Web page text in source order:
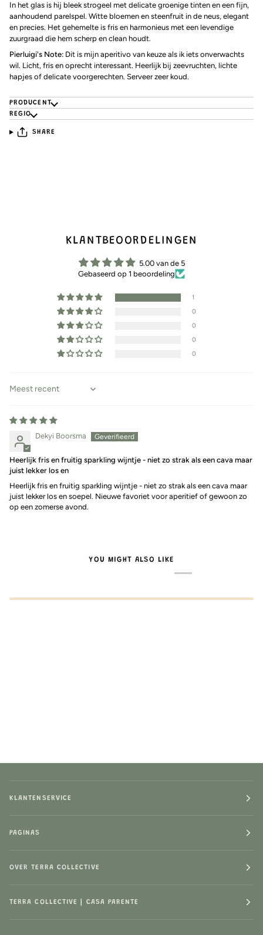
In het glas is hij bleek strogeel met delicate groenige tinten en een fijn,
aanhoudend parelspel. Witte bloemen en steenfruit in de neus, elegant
en precies. Het gehemelte is fris en harmonieus met een levendige
zuurgraad die hem scherp en clean houdt.
Pierluigi's Note: Dit is mijn aperitivo van keuze als ik iets onverwachts
wil. Licht, fris en oprecht interessant. Heerlijk bij zeevruchten, lichte
hapjes of delicate voorgerechten. Serveer zeer koud.
PRODUCENT
REGIO
SHARE
KLANTBEOORDELINGEN
5.00 van de 5
Gebaseerd op 1 beoordeling
1
0
0
0
0
Sort by
Dekyi Boorsma
Heerlijk fris en fruitig sparkling wijntje - niet zo strak als een cava maar
juist lekker los en
Heerlijk fris en fruitig sparkling wijntje - niet zo strak als een cava maar
juist lekker los en soepel. Nieuwe favoriet voor aperitief of gewoon zo
op een zomerse avond.
YOU MIGHT ALSO LIKE
KLANTENSERVICE
PAGINAS
OVER TERRA COLLECTIVE
TERRA COLLECTIVE | CASA PARENTE